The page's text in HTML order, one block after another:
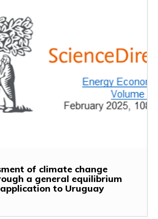
of climate change
a general equilibrium
to Uruguay